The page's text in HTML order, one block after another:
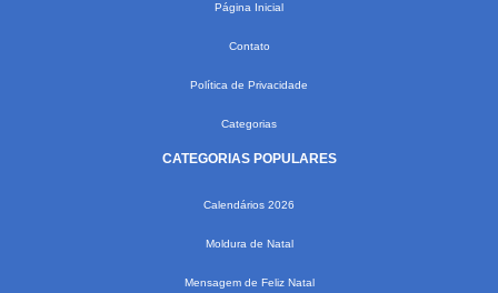
Página Inicial
Contato
Política de Privacidade
Categorias
CATEGORIAS POPULARES
Calendários 2026
Moldura de Natal
Mensagem de Feliz Natal